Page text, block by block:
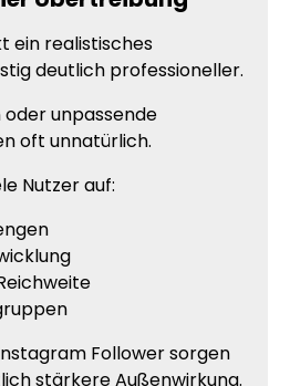
ein realistisches
deutlich professioneller.
unpassende
oft unnatürlich.
Nutzer auf:
Follower sorgen
stärkere Außenwirkung.